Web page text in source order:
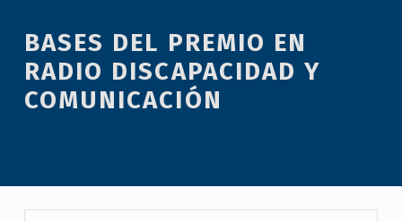
BASES DEL PREMIO EN
RADIO DISCAPACIDAD Y
COMUNICACIÓN